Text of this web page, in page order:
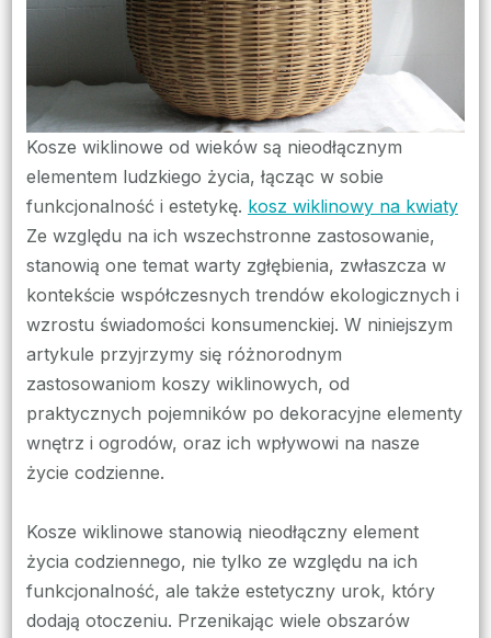
Plastiku
Kosze wiklinowe od wieków są nieodłącznym
elementem ludzkiego życia, łącząc w sobie
funkcjonalność i estetykę. kosz wiklinowy na kwiaty
Ze względu na ich wszechstronne zastosowanie,
stanowią one temat warty zgłębienia, zwłaszcza w
kontekście współczesnych trendów ekologicznych i
wzrostu świadomości konsumenckiej. W niniejszym
artykule przyjrzymy się różnorodnym
zastosowaniom koszy wiklinowych, od
praktycznych pojemników po dekoracyjne elementy
wnętrz i ogrodów, oraz ich wpływowi na nasze
życie codzienne.
Kosze wiklinowe stanowią nieodłączny element
życia codziennego, nie tylko ze względu na ich
funkcjonalność, ale także estetyczny urok, który
dodają otoczeniu. Przenikając wiele obszarów